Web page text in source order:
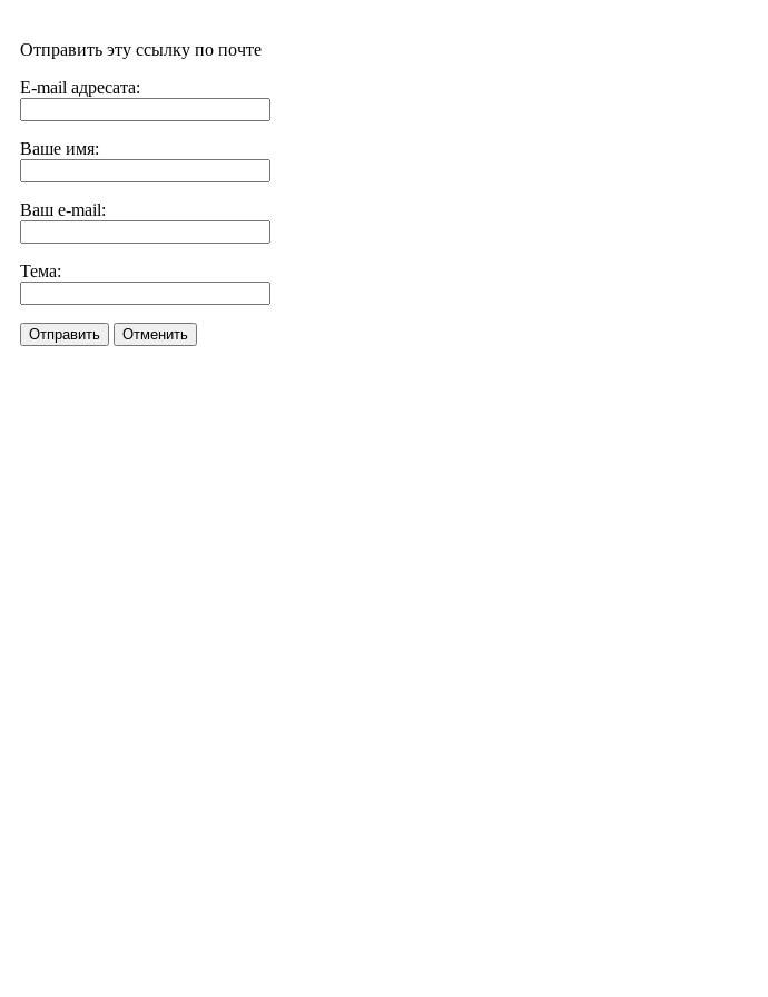
Отправить эту ссылку по почте
E-mail адресата:
Ваше имя:
Ваш e-mail:
Тема:
Отправить Отменить